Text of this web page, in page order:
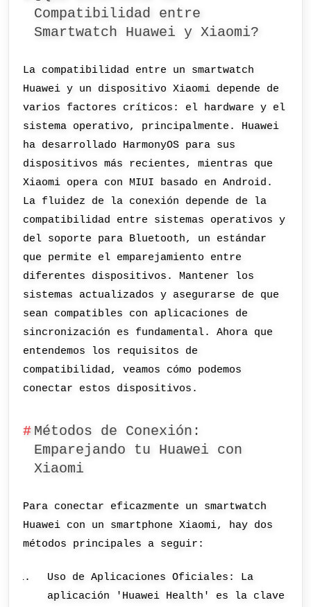
Compatibilidad entre
Smartwatch Huawei y Xiaomi?
La compatibilidad entre un smartwatch
Huawei y un dispositivo Xiaomi depende de
varios factores críticos: el hardware y el
sistema operativo, principalmente. Huawei
ha desarrollado HarmonyOS para sus
dispositivos más recientes, mientras que
Xiaomi opera con MIUI basado en Android.
La fluidez de la conexión depende de la
compatibilidad entre sistemas operativos y
del soporte para Bluetooth, un estándar
que permite el emparejamiento entre
diferentes dispositivos. Mantener los
sistemas actualizados y asegurarse de que
sean compatibles con aplicaciones de
sincronización es fundamental. Ahora que
entendemos los requisitos de
compatibilidad, veamos cómo podemos
conectar estos dispositivos.
Métodos de Conexión:
Emparejando tu Huawei con
Xiaomi
Para conectar eficazmente un smartwatch
Huawei con un smartphone Xiaomi, hay dos
métodos principales a seguir:
Uso de Aplicaciones Oficiales: La
aplicación 'Huawei Health' es la clave